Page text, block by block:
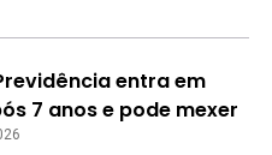
entra em
7 anos e pode mexer
quem é MEI